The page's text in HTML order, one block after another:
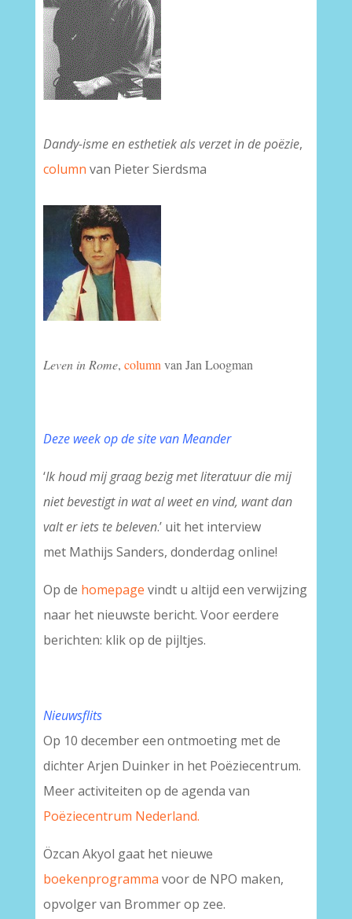
Dandy-isme en esthetiek als verzet in de poëzie,
column van Pieter Sierdsma
Leven in Rome, columnvan Jan Loogman
Deze week op de site van Meander
‘Ik houd mij graag bezig met literatuur die mij
niet bevestigt in wat al weet en vind, want dan
valt er iets te beleven.’ uit het interview
met Mathijs Sanders, donderdag online!
Op de homepage vindt u altijd een verwijzing
naar het nieuwste bericht. Voor eerdere
berichten: klik op de pijltjes.
Nieuwsflits
Op 10 december een ontmoeting met de
dichter Arjen Duinker in het Poëziecentrum.
Meer activiteiten op de agenda van
Poëziecentrum Nederland.
Özcan Akyol gaat het nieuwe
boekenprogramma voor de NPO maken,
opvolger van Brommer op zee.